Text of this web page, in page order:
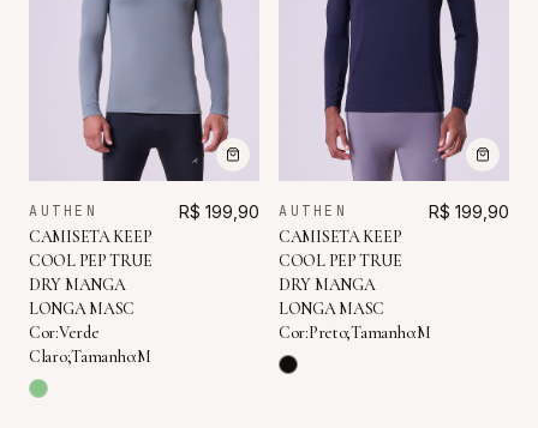
AUTHEN
CAMISETA KEEP
COOL PEP TRUE
DRY MANGA
LONGA MASC
Cor:Verde
Claro;Tamanho:M
R$ 199,90 AUTHEN
CAMISETA KEEP
COOL PEP TRUE
DRY MANGA
LONGA MASC
Cor:Preto;Tamanho:M
R$ 199,90